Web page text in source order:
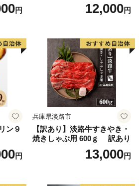
円 12,000円
ン９
円
兵庫県淡路市
【訳あり】淡路牛すきやき・
焼きしゃぶ用 600ｇ 訳あり
13,000円